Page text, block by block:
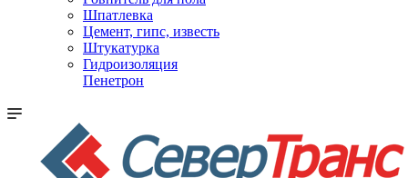
Шпатлевка
Цемент, гипс, известь
Штукатурка
Гидроизоляция
Пенетрон